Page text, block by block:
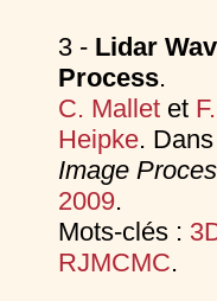
3 - Lidar
Process.
C. Malletet
Heipke.
Image
2009.
Mots-clés :
RJMCMC.